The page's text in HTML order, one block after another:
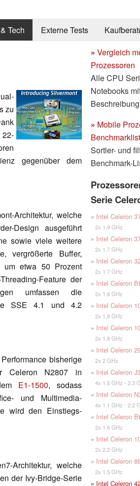
Tech Externe Tests
zu
gegenüber dem
Architektur, welche
Design ausgeführt
sowie viele weitere
vergrößerte Buffer,
um etwa 50 Prozent
Feature der
umfassen die
SSE 4.1 und 4.2
bisherige
Celeron N2807 in
E1-1500, sodass
und Multimedia-
wird den Einstiegs-
Architektur, welche
der Ivy-Bridge-Serie
» Vergleich
Prozessoren
Alle CPU
Notebooks
Beschreibung
» Mobile
Sortier- und
Benchmark-
Serie
» Intel Celeron
2x 1.9 GHz
» Intel Celeron
2x 1.7 GHz
» Intel Celeron
2x 1.7 GHz
» Intel Celeron
2x 1.6 GHz
» Intel Celeron
2x 1.8 GHz
» Intel Celeron
2x 1.8 GHz
» Intel Celeron
2x 2 GHz
» Intel Celeron
4x 1.5 GHz - 2.3
» Intel Celeron
4x 1.1 GHz - 2.2
» Intel Celeron
2x 1.6 GHz
» Intel Celeron
2x 2.2 GHz
» Intel Celeron
2x 1.5 GHz
» Intel Celeron